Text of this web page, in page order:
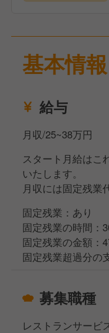
などさまざまなマネ
きます！
基本情報
給与
月収/25~38万円
スタート月給はこ
いたします。
月収には固定残業
固定残業：あり
固定残業の時間：
固定残業の金額：
固定残業超過分の
募集職種
レストランサービ